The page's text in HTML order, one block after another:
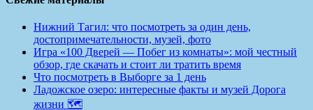
Нижний Тагил: что посмотреть за один день,
достопримечательности, музей, фото
Игра «100 Дверей — Побег из комнаты»: мой честный
обзор, где скачать и стоит ли тратить время
Что посмотреть в Выборге за 1 день
Ладожское озеро: интересные факты и музей Дорога
жизни 🗺️